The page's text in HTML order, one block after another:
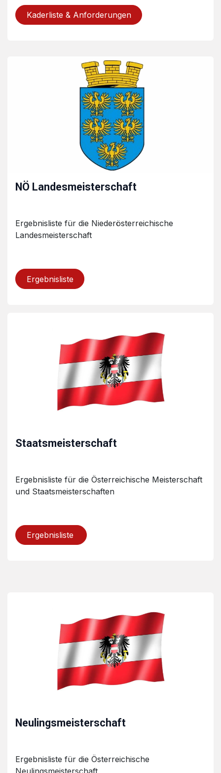
Kaderliste & Anforderungen
NÖ Landesmeisterschaft
Ergebnisliste für die Niederösterreichische
Landesmeisterschaft
Ergebnisliste
Staatsmeisterschaft
Ergebnisliste für die Österreichische Meisterschaft
und Staatsmeisterschaften
Ergebnisliste
Neulingsmeisterschaft
Ergebnisliste für die Österreichische